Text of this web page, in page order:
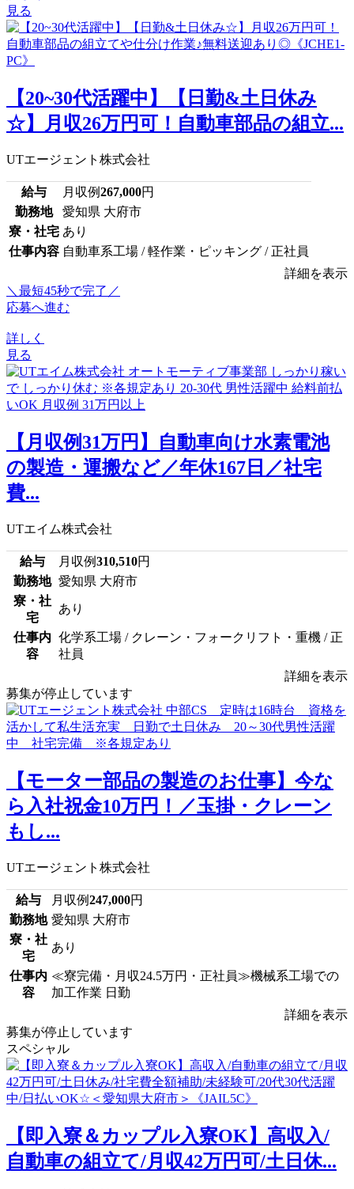
見る
【20~30代活躍中】【日勤&土日休み
☆】月収26万円可！自動車部品の組立...
UTエージェント株式会社
給与 月収例267,000円
勤務地
愛知県 大府市
寮・社宅 あり
仕事内容 自動車系工場 / 軽作業・ピッキング / 正社員
詳細を表示
＼最短45秒で完了／
応募へ進む
詳しく
見る
【月収例31万円】自動車向け水素電池
の製造・運搬など／年休167日／社宅
費...
UTエイム株式会社
給与 月収例310,510円
勤務地 愛知県 大府市
寮・社
宅
あり
仕事内
容
化学系工場 / クレーン・フォークリフト・重機 / 正
社員
詳細を表示
募集が停止しています
【モーター部品の製造のお仕事】今な
ら入社祝金10万円！／玉掛・クレーン
もし...
UTエージェント株式会社
給与 月収例247,000円
勤務地 愛知県 大府市
寮・社
宅
あり
仕事内
容
≪寮完備・月収24.5万円・正社員≫機械系工場での
加工作業 日勤
詳細を表示
募集が停止しています
スペシャル
【即入寮＆カップル入寮OK】高収入/
自動車の組立て/月収42万円可/土日休...